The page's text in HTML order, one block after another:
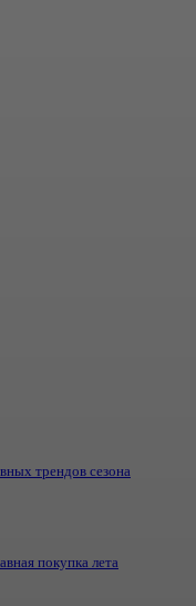
трендов сезона
покупка лета